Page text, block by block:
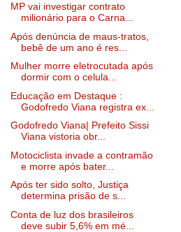
MP vai investigar contrato
milionário para o Carna...
Após denúncia de maus-tratos,
bebê de um ano é res...
Mulher morre eletrocutada após
dormir com o celula...
Educação em Destaque :
Godofredo Viana registra ex...
Godofredo Viana| Prefeito Sissi
Viana vistoria obr...
Motociclista invade a contramão
e morre após bater...
Após ter sido solto, Justiça
determina prisão de s...
Conta de luz dos brasileiros
deve subir 5,6% em mé...